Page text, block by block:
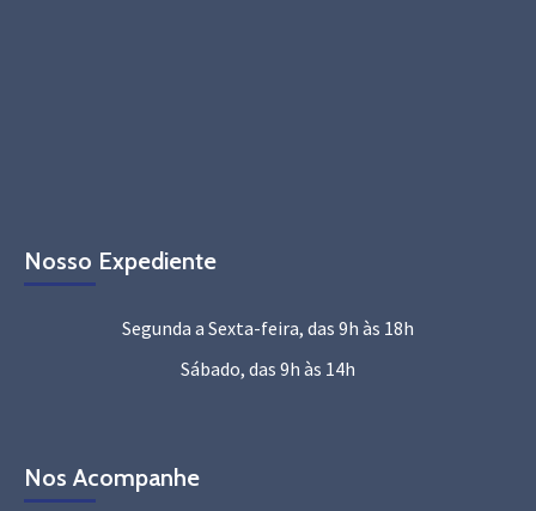
Nosso Expediente
Segunda a Sexta-feira, das 9h às 18h
Sábado, das 9h às 14h
Nos Acompanhe